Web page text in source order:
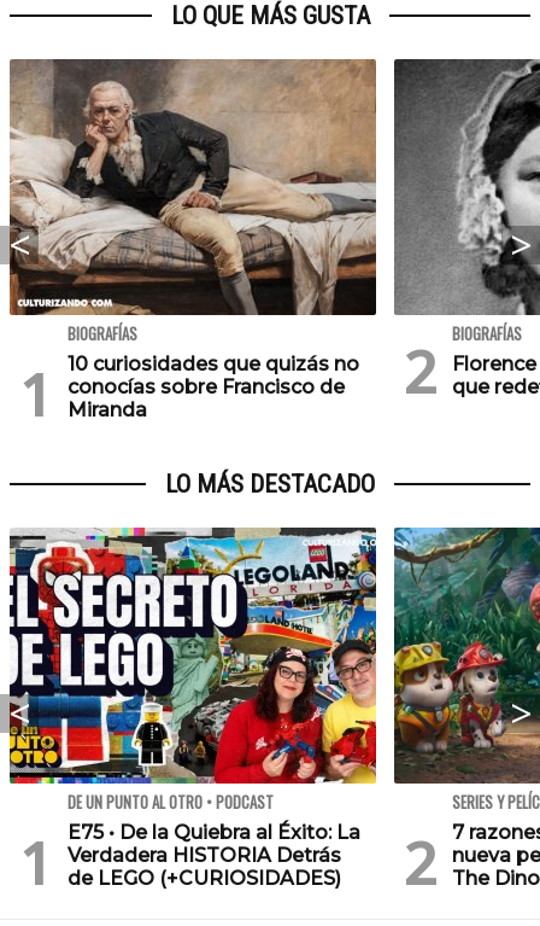
LO QUE MÁS GUSTA
BIOGRAFÍAS
10 curiosidades que quizás no
conocías sobre Francisco de
Miranda
BIOGRAFÍAS
que
LO MÁS DESTACADO
DE UN PUNTO AL OTRO • PODCAST
E75 • De la Quiebra al Éxito: La
Verdadera HISTORIA Detrás
de LEGO (+CURIOSIDADES)
SERIES Y
7
nueva
The